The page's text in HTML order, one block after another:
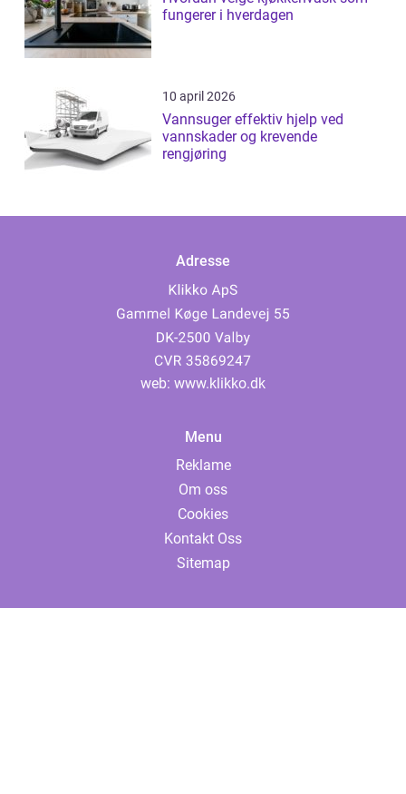
fungerer i hverdagen
10 april 2026
Vannsuger effektiv hjelp ved
vannskader og krevende
rengjøring
Adresse
web: www.klikko.dk
Menu
Reklame
Om oss
Cookies
Kontakt Oss
Sitemap